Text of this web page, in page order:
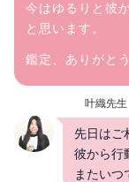
今はゆるりと彼
と思います。
鑑定、ありがと
叶織先生
先日はご
彼から行
またいつ